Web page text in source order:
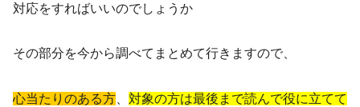
対応をすればいいのでしょうか
その部分を今から調べてまとめて行きますので、
心当たりのある方
対象の方は最後まで読んで役に立てて